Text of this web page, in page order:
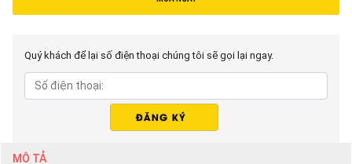
Quý khách để lại số điện thoại chúng tôi sẽ gọi lại ngay.
MÔ TẢ